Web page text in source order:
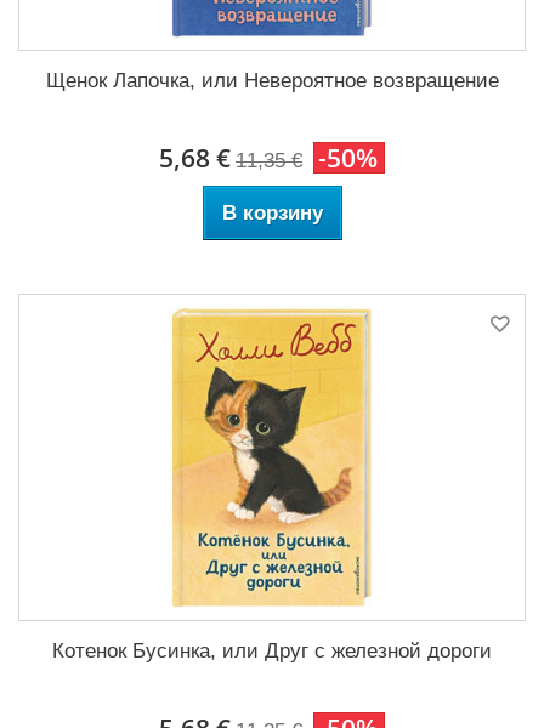
Щенок Лапочка, или Невероятное возвращение
5,68 € 11,35 € -50%
В корзину
Котенок Бусинка, или Друг с железной дороги